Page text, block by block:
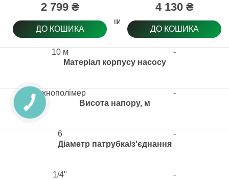
Електричний кабель
Матеріал корпусу насосу
Висота напору, м
Діаметр патрубка/з'єднання
2 799 ₴
ДО КОШИКА
10 м
технополімер
6
1/4"
4 130 ₴
ДО КОШИКА
-
-
-
-